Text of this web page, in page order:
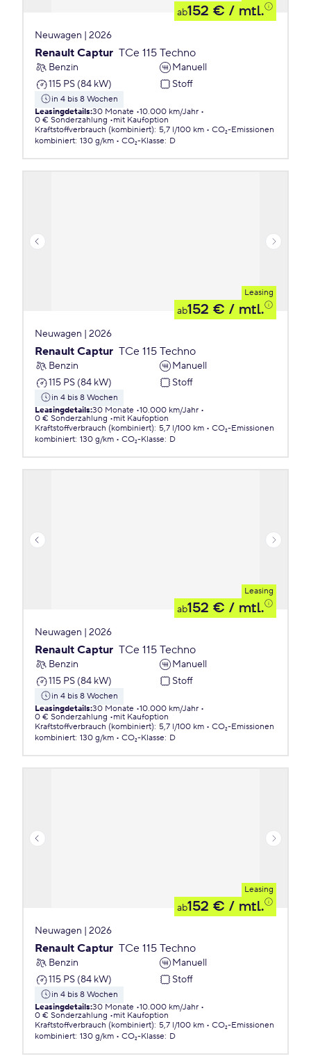
ab152 € / mtl.
Neuwagen | 2026
Renault Captur TCe 115 Techno
Benzin
Manuell
115 PS (84 kW)
Stoff
in 4 bis 8 Wochen
Leasingdetails:30 Monate 10.000 km/Jahr
0 € Sonderzahlung
mit Kaufoption
Kraftstoffverbrauch (kombiniert): 5,7 l/100 km
CO₂-Emissionen
kombiniert: 130 g/km CO₂-Klasse: D
Leasing
ab152 € / mtl.
Neuwagen | 2026
Renault Captur TCe 115 Techno
Benzin
Manuell
115 PS (84 kW)
Stoff
in 4 bis 8 Wochen
Leasingdetails:30 Monate 10.000 km/Jahr
0 € Sonderzahlung
mit Kaufoption
Kraftstoffverbrauch (kombiniert): 5,7 l/100 km
CO₂-Emissionen
kombiniert: 130 g/km CO₂-Klasse: D
Leasing
ab152 € / mtl.
Neuwagen | 2026
Renault Captur TCe 115 Techno
Benzin
Manuell
115 PS (84 kW)
Stoff
in 4 bis 8 Wochen
Leasingdetails:30 Monate 10.000 km/Jahr
0 € Sonderzahlung
mit Kaufoption
Kraftstoffverbrauch (kombiniert): 5,7 l/100 km
CO₂-Emissionen
kombiniert: 130 g/km CO₂-Klasse: D
Leasing
ab152 € / mtl.
Neuwagen | 2026
Renault Captur TCe 115 Techno
Benzin
Manuell
115 PS (84 kW)
Stoff
in 4 bis 8 Wochen
Leasingdetails:30 Monate 10.000 km/Jahr
0 € Sonderzahlung
mit Kaufoption
Kraftstoffverbrauch (kombiniert): 5,7 l/100 km
CO₂-Emissionen
kombiniert: 130 g/km CO₂-Klasse: D